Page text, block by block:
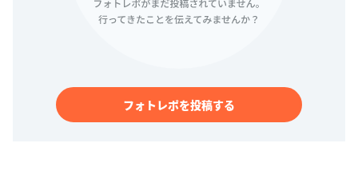
フォトレポを投稿する